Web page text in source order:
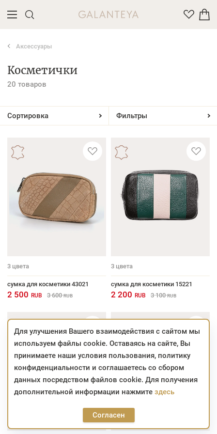
Введите название или артикул товара
Аксессуары
Косметички
20 товаров
Сортировка Фильтры
3 цвета
сумка для косметики 43021
2 500 RUB 3 600 RUB
3 цвета
сумка для косметики 15221
2 200 RUB 3 100 RUB
Для улучшения Вашего взаимодействия с сайтом мы
используем файлы cookie. Оставаясь на сайте, Вы
принимаете наши условия пользования, политику
конфиденциальности и соглашаетесь со сбором
данных посредством файлов cookie. Для получения
дополнительной информации нажмите здесь
Согласен